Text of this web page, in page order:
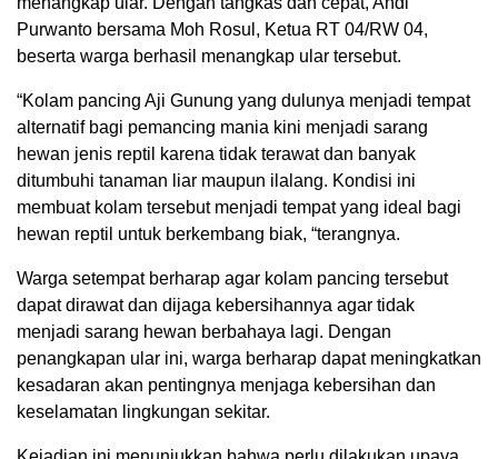
Purwanto bersama Moh Rosul, Ketua RT 04/RW 04,
beserta warga berhasil menangkap ular tersebut.
“Kolam pancing Aji Gunung yang dulunya menjadi tempat
alternatif bagi pemancing mania kini menjadi sarang
hewan jenis reptil karena tidak terawat dan banyak
ditumbuhi tanaman liar maupun ilalang. Kondisi ini
membuat kolam tersebut menjadi tempat yang ideal bagi
hewan reptil untuk berkembang biak, “terangnya.
Warga setempat berharap agar kolam pancing tersebut
dapat dirawat dan dijaga kebersihannya agar tidak
menjadi sarang hewan berbahaya lagi. Dengan
penangkapan ular ini, warga berharap dapat meningkatkan
kesadaran akan pentingnya menjaga kebersihan dan
keselamatan lingkungan sekitar.